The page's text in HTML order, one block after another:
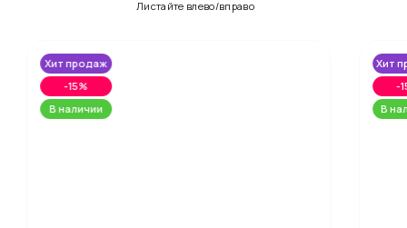
Листайте влево/вправо
Хит продаж
-15%
В наличии
Хит
-
В